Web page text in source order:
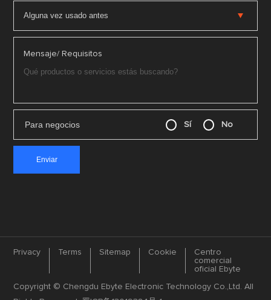
Mensaje/ Requisitos
Para negocios Sí No
Privacy Terms Sitemap Cookie
Centro
comercial
oficial Ebyte
Copyright © Chengdu Ebyte Electronic Technology Co.,Ltd. All